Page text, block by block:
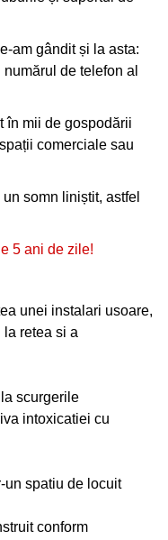
am gândit și la asta:
de telefon al
în mii de gospodării
comerciale sau
somn liniștit, astfel
5 ani de zile!
unei instalari usoare,
retea si a
scurgerile
intoxicatiei cu
un spatiu de locuit
conform